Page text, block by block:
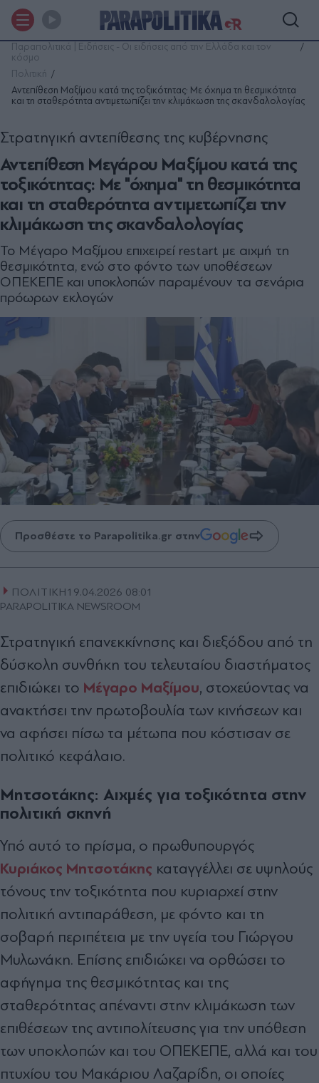
Παραπολιτικά | Ειδήσεις - Οι ειδήσεις από την Ελλάδα και τον
κόσμο
Πολιτική
Αντεπίθεση Μαξίµου κατά της τοξικότητας: Με όχηµα τη θεσµικότητα
και τη σταθερότητα αντιµετωπίζει την κλιµάκωση της σκανδαλολογίας
Αντεπίθεση Μεγάρου Μαξίµου κατά της
τοξικότητας: Με "όχηµα" τη θεσµικότητα
και τη σταθερότητα αντιµετωπίζει την
κλιµάκωση της σκανδαλολογίας
Στρατηγική αντεπίθεσης της κυβέρνησης
Το Μέγαρο Μαξίμου επιχειρεί restart με αιχμή τη
θεσμικότητα, ενώ στο φόντο των υποθέσεων
ΟΠΕΚΕΠΕ και υποκλοπών παραμένουν τα σενάρια
πρόωρων εκλογών
Προσθέστε το Parapolitika.gr στην
ΠΟΛΙΤΙΚΗ19.04.2026 08:01
PARAPOLITIKA NEWSROOM
Στρατηγική επανεκκίνησης και διεξόδου από τη
δύσκολη συνθήκη του τελευταίου διαστήµατος
επιδιώκει το Μέγαρο Μαξίµου, στοχεύοντας να
ανακτήσει την πρωτοβουλία των κινήσεων και
να αφήσει πίσω τα µέτωπα που κόστισαν σε
πολιτικό κεφάλαιο.
Μητσοτάκης: Αιχμές για τοξικότητα στην
πολιτική σκηνή
Υπό αυτό το πρίσµα, ο πρωθυπουργός
Κυριάκος Μητσοτάκης καταγγέλλει σε υψηλούς
τόνους την τοξικότητα που κυριαρχεί στην
πολιτική αντιπαράθεση, µε φόντο και τη
σοβαρή περιπέτεια µε την υγεία του Γιώργου
Μυλωνάκη. Επίσης επιδιώκει να ορθώσει το
αφήγηµα της θεσµικότητας και της
σταθερότητας απέναντι στην κλιµάκωση των
επιθέσεων της αντιπολίτευσης για την υπόθεση
των υποκλοπών και του ΟΠΕΚΕΠΕ, αλλά και του
πτυχίου του Μακάριου Λαζαρίδη, οι οποίες